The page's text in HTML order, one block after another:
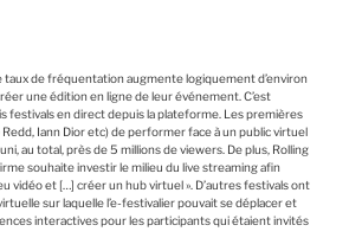
taux de fréquentation augmente logiquement d’environ
une édition en ligne de leur événement. C’est
festivals en direct depuis la plateforme. Les premières
Iann Dior etc) de performer face à un public virtuel
au total, près de 5 millions de viewers. De plus, Rolling
souhaite investir le milieu du live streaming afin
vidéo et […] créer un hub virtuel ». D’autres festivals ont
sur laquelle l’e-festivalier pouvait se déplacer et
interactives pour les participants qui étaient invités